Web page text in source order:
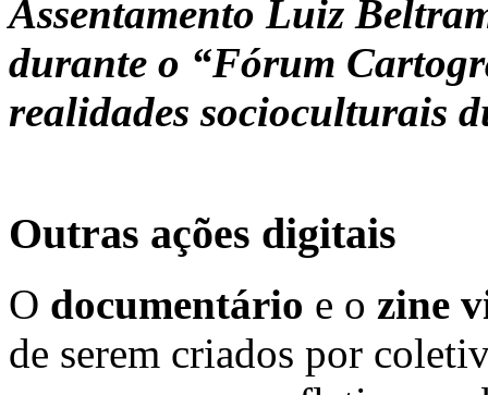
Assentamento Luiz
durante o “Fórum
realidades socioculturais
Outras ações digitais
O documentário e o zine
de serem criados por